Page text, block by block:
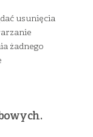
usunięcia
żadnego